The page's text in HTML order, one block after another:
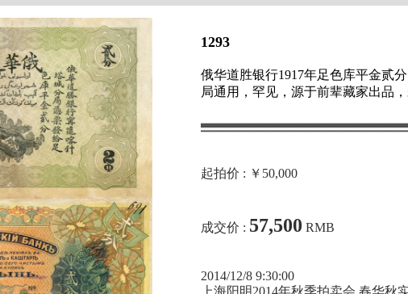
1293
俄华道胜银行1917年足色库平金贰
局通用，罕见，源于前辈藏家出品
起拍价 : ￥50,000
成交价 : 57,500 RMB
2014/12/8 9:30:00
上海阳明2014年秋季拍卖会,春华秋